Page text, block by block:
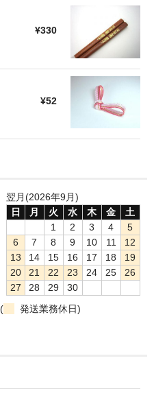
¥330
¥52
翌月(2026年9月)
日
月 火 水 木 金
土
1
2 3 4
5
6
7 8 9 10 11
12
13
14 15 16 17 18
19
20
21 22 23 24 25
26
27
28 29
30
(
発送業務休日)